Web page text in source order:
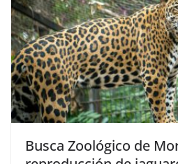
Busca Zoológico de